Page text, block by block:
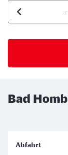
Uhrzeit der
Bad